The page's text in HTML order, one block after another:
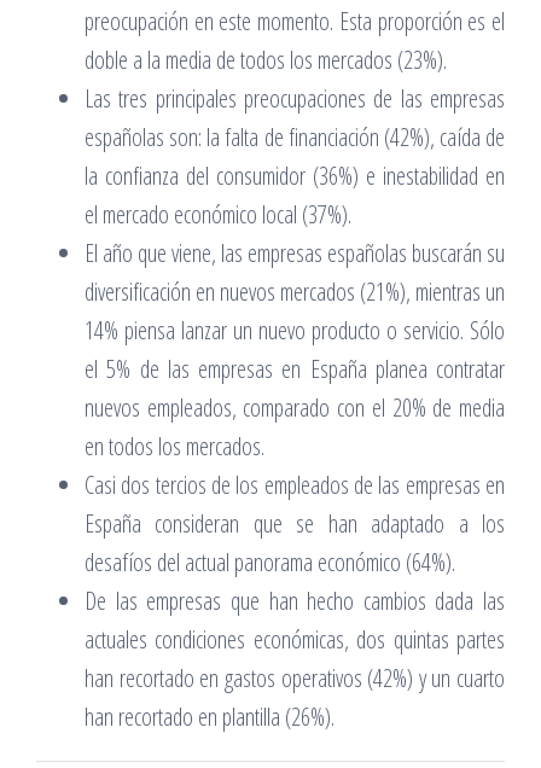
preocupación en este momento. Esta proporción es el
doble a la media de todos los mercados (23%).
Las tres principales preocupaciones de las empresas
españolas son: la falta de financiación (42%), caída de
la confianza del consumidor (36%) e inestabilidad en
el mercado económico local (37%).
El año que viene, las empresas españolas buscarán su
diversificación en nuevos mercados (21%), mientras un
14% piensa lanzar un nuevo producto o servicio. Sólo
el 5% de las empresas en España planea contratar
nuevos empleados, comparado con el 20% de media
en todos los mercados.
Casi dos tercios de los empleados de las empresas en
España consideran que se han adaptado a los
desafíos del actual panorama económico (64%).
De las empresas que han hecho cambios dada las
actuales condiciones económicas, dos quintas partes
han recortado en gastos operativos (42%) y un cuarto
han recortado en plantilla (26%).